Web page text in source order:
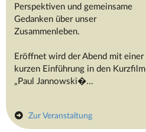
Perspektiven und gemeinsame
Gedanken über unser
Zusammenleben.
Eröffnet wird der Abend mit einer
kurzen Einführung in den Kurzfilm
„Paul Jannowski�...
Zur Veranstaltung